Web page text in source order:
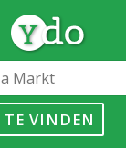
TE VINDEN